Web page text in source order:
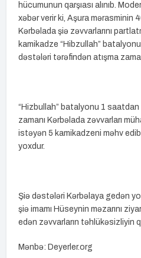
hücumunun qarşıası alınıb.
xəbər verir ki, Aşura mərasminin
Kərbəlada şiə zəvvarlarını
kamikadze “Hibzullah”
dəstələri tərəfindən atışma
“Hizbullah” batalyonu 1 saatdan
zamanı Kərbəlada zəvvarları
istəyən 5 kamikadzeni məhv
yoxdur.
Şiə dəstələri Kərbəlaya gedən
şiə imamı Hüseynin məzarını
edən zəvvarların təhlükəsizliyin
Mənbə: Deyerler.org